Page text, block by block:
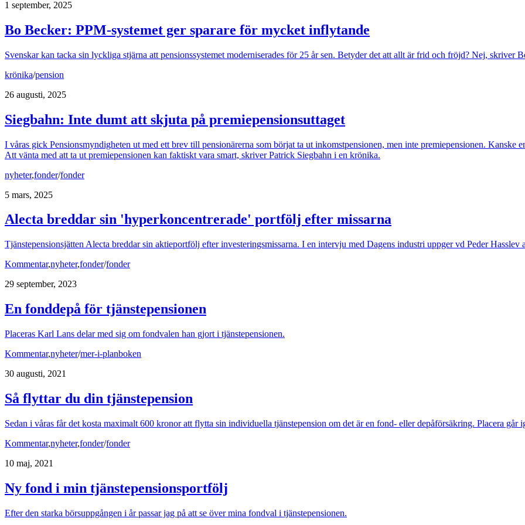
1 september, 2025
Bo Becker: PPM-systemet ger sparare för mycket inflytande
Svenskar kan tacka sin lyckliga stjärna att pensionssystemet moderniserades för 25 år sen. Betyder det att allt är frid och fröjd? Nej, skriver
krönika/pension
26 augusti, 2025
Siegbahn: Inte dumt att skjuta på premiepensionsuttaget
I våras gick Pensionsmyndigheten ut med ett brev till pensionärerna som börjat ta ut inkomstpensionen, men inte premiepensionen.
Att vänta med att ta ut premiepensionen kan faktiskt vara smart, skriver Patrick Siegbahn i en krönika.
nyheter,fonder/fonder
5 mars, 2025
Alecta breddar sin 'hyperkoncentrerade' portfölj efter missarna
Tjänstepensionsjätten Alecta breddar sin aktieportfölj efter investeringsmissarna. I en intervju med Dagens industri uppger vd Peder
Kommentar,nyheter,fonder/fonder
29 september, 2023
En fonddepå för tjänstepensionen
Placeras Karl Lans delar med sig om fondvalen han gjort i tjänstepensionen.
Kommentar,nyheter/mer-i-planboken
30 augusti, 2021
Så flyttar du din tjänstepension
Sedan i våras får det kosta maximalt 600 kronor att flytta sin individuella tjänstepension om det är en fond- eller depåförsäkring. Placera går
Kommentar,nyheter,fonder/fonder
10 maj, 2021
Ny fond i min tjänstepensionsportfölj
Efter den starka börsuppgången i år passar jag på att se över mina fondval i tjänstepensionen.